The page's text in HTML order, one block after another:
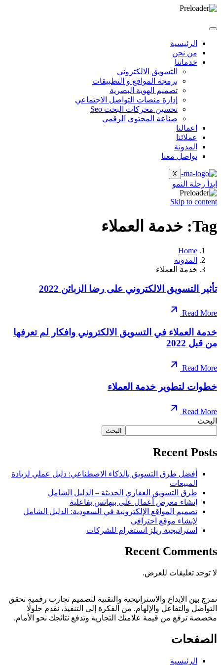
الرئيسية
من نحن
خدماتنا
التسويق الالكتروني
برمجة المواقع و التطبيقات
تصميم الهوية البصرية
إدارة منصات التواصل الاجتماعي
تحسين محركات البحث Seo
صناعة المحتوى الرقمي
اعمالنا
عملائنا
المدونة
تواصل معنا
X
ابدأ رحلة النمو
Skip to content
Tag: خدمة العملاء
Home
المدونة
خدمة العملاء
تأثير التسويق الالكتروني على رضا الزبائن 2022
Read More
خدمة العملاء في التسويق الالكتروني وافكار لم تعرفها
من قبل 2022
Read More
خطوات لتطوير خدمة العملاء
Read More
البحث
البحث
Recent Posts
أفضل طرق التسويق بالذكاء الاصطناعي: دليل عملي لزيادة
المبيعات
طرق التسويق العقاري الحديثة – الدليل الشامل
إنشاء معرض أعمال على بيهانس بفاعلية
تصميم المواقع الإلكترونية في السعودية: الدليل الشامل
لإنشاء موقع احترافي
استراتيجية ريلز انستغرام للشركات
Recent Comments
لا توجد تعليقات للعرض.
نمزج بين الإبداع والاستراتيجية والتقنية لتصميم تجارب رقمية تحقق
التواصل والتفاعل والإلهام. من الفكرة إلى التنفيذ، نقدم حلولًا
مخصصة ترفع من قيمة علامتك التجارية وتدفع نتائجك نحو الأمام.
الصفحات
الرئيسية